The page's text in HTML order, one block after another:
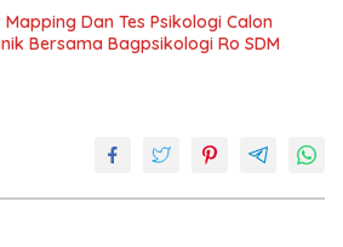
Dan Tes Psikologi Calon
Bersama Bagpsikologi Ro SDM